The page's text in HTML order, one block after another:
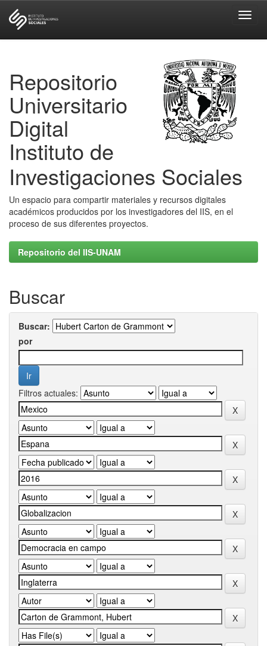
Repositorio
Universitario
Digital
Instituto de
Investigaciones Sociales
Un espacio para compartir materiales y recursos digitales
académicos producidos por los investigadores del IIS, en el
proceso de sus diferentes proyectos.
Repositorio del IIS-UNAM
Buscar
Buscar:
por
Filtros actuales: